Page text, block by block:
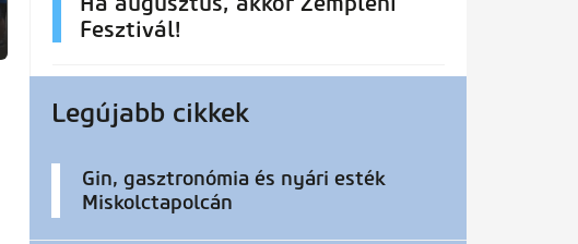
Fesztivál!
Legújabb cikkek
Gin, gasztronómia és nyári esték
Miskolctapolcán